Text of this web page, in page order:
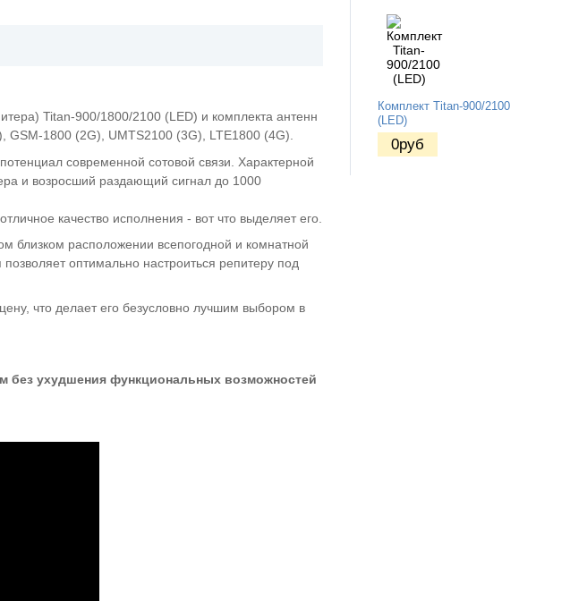
Titan-900/1800/2100 (LED) и комплекта антенн
GSM-1800 (2G), UMTS2100 (3G), LTE1800 (4G).
современной сотовой связи. Характерной
и возросший раздающий сигнал до 1000
качество исполнения - вот что выделяет его.
близком расположении всепогодной и комнатной
оптимально настроиться репитеру под
что делает его безусловно лучшим выбором в
без ухудшения функциональных возможностей
Комплект Titan-900/2100
(LED)
0руб